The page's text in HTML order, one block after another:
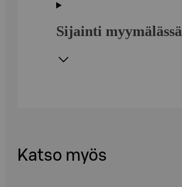
Sijainti myymälässä
Katso myös